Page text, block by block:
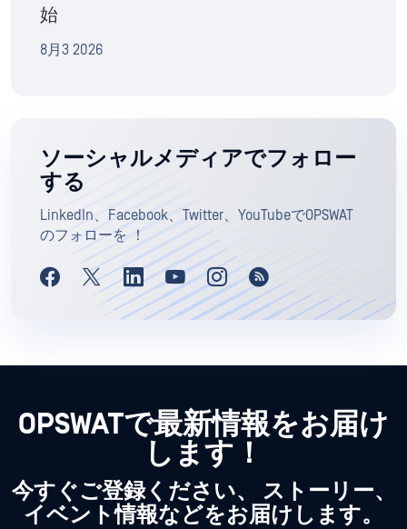
始
8月3 2026
ソーシャルメディアでフォロー
する
LinkedIn、Facebook、Twitter、YouTubeでOPSWAT
のフォローを ！
OPSWATで最新情報をお届け
します！
今すぐご登録ください、 ストーリー、
イベント情報などをお届けします。